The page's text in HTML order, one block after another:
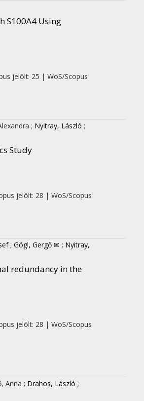
S100A4 Using
jelölt: 25 | WoS/Scopus
; Nyitray, László ;
Study
jelölt: 28 | WoS/Scopus
; Gógl, Gergő ✉ ; Nyitray,
redundancy in the
jelölt: 28 | WoS/Scopus
Anna ; Drahos, László ;